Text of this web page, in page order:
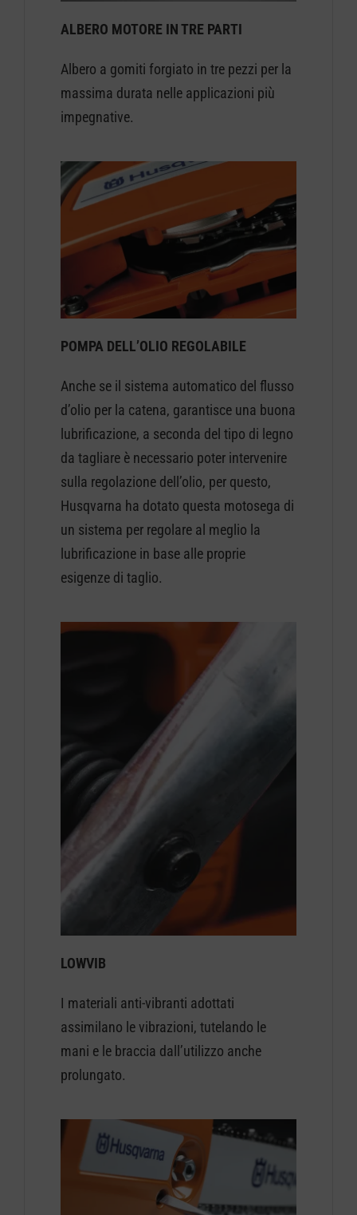
ALBERO MOTORE IN TRE PARTI
Albero a gomiti forgiato in tre pezzi per la
massima durata nelle applicazioni più
impegnative.
POMPA DELL’OLIO REGOLABILE
Anche se il sistema automatico del flusso
d’olio per la catena, garantisce una buona
lubrificazione, a seconda del tipo di legno
da tagliare è necessario poter intervenire
sulla regolazione dell’olio, per questo,
Husqvarna ha dotato questa motosega di
un sistema per regolare al meglio la
lubrificazione in base alle proprie
esigenze di taglio.
LOWVIB
I materiali anti-vibranti adottati
assimilano le vibrazioni, tutelando le
mani e le braccia dall’utilizzo anche
prolungato.